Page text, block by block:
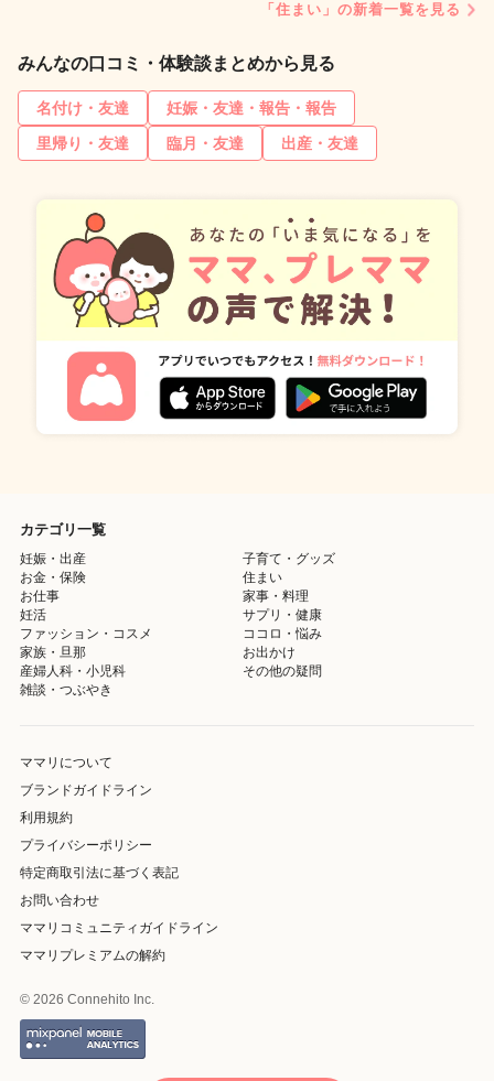
「住まい」の新着一覧を見る
みんなの口コミ・体験談まとめから見る
名付け・友達
妊娠・友達・報告・報告
里帰り・友達
臨月・友達 出産・友達
カテゴリ一覧
妊娠・出産
子育て・グッズ
お金・保険
住まい
お仕事
家事・料理
妊活
サプリ・健康
ファッション・コスメ
ココロ・悩み
家族・旦那
お出かけ
産婦人科・小児科
その他の疑問
雑談・つぶやき
ママリについて
ブランドガイドライン
利用規約
プライバシーポリシー
特定商取引法に基づく表記
お問い合わせ
ママリコミュニティガイドライン
ママリプレミアムの解約
© 2026 Connehito Inc.